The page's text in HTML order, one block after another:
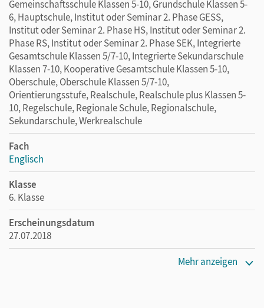
Gemeinschaftsschule Klassen 5-10, Grundschule Klassen 5-
6, Hauptschule, Institut oder Seminar 2. Phase GESS,
Institut oder Seminar 2. Phase HS, Institut oder Seminar 2.
Phase RS, Institut oder Seminar 2. Phase SEK, Integrierte
Gesamtschule Klassen 5/7-10, Integrierte Sekundarschule
Klassen 7-10, Kooperative Gesamtschule Klassen 5-10,
Oberschule, Oberschule Klassen 5/7-10,
Orientierungsstufe, Realschule, Realschule plus Klassen 5-
10, Regelschule, Regionale Schule, Regionalschule,
Sekundarschule, Werkrealschule
Fach
Englisch
Klasse
6. Klasse
Erscheinungsdatum
27.07.2018
Mehr anzeigen